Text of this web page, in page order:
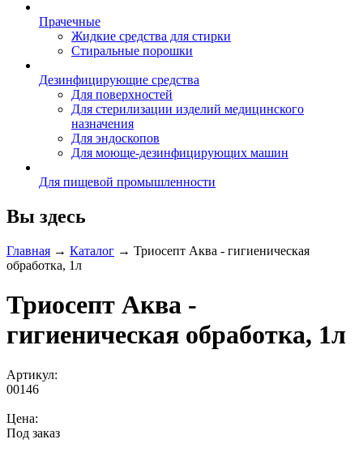
Прачечные
Жидкие средства для стирки
Стиральные порошки
Дезинфицирующие средства
Для поверхностей
Для стерилизации изделий медицинского
назначения
Для эндоскопов
Для моюще-дезинфицирующих машин
Для пищевой промышленности
Вы здесь
Главная → Каталог → Триосепт Аква - гигиеническая
обработка, 1л
Триосепт Аква -
гигиеническая обработка, 1л
Артикул:
00146
Цена:
Под заказ